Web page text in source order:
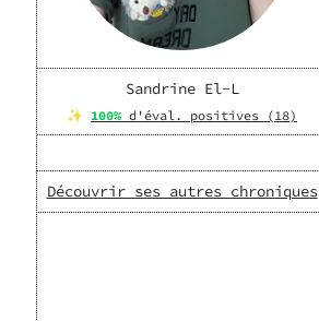
Sandrine El-L
✨ 100% d'éval. positives (18)
Découvrir ses autres chroniques